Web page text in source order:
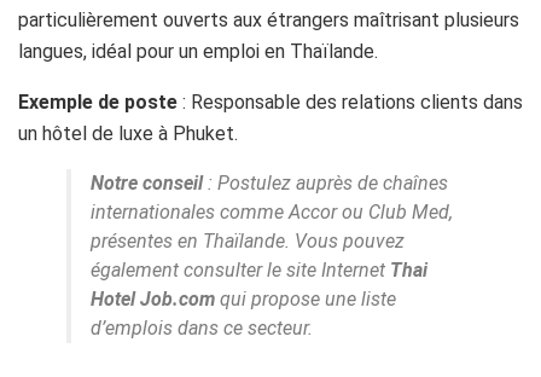
particulièrement ouverts aux étrangers maîtrisant plusieurs
langues, idéal pour un emploi en Thaïlande.
Exemple de poste : Responsable des relations clients dans
un hôtel de luxe à Phuket.
Notre conseil: Postulez auprès de chaînes
internationales comme Accor ou Club Med,
présentes en Thaïlande. Vous pouvez
également consulter le site Internet Thai
Hotel Job.com qui propose une liste
d’emplois dans ce secteur.